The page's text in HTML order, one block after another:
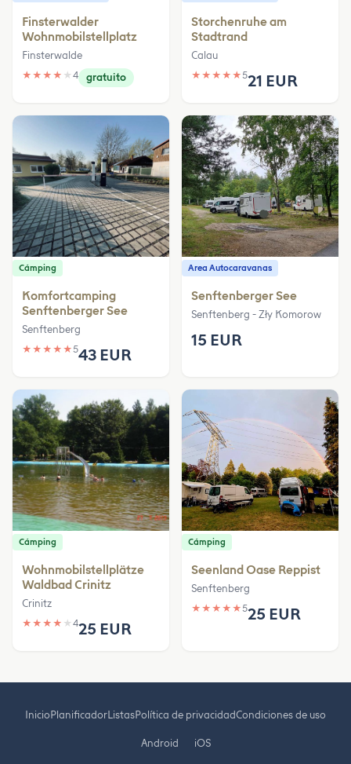
Finsterwalder
Wohnmobilstellplatz
Finsterwalde
★ ★ ★ ★ ★ 4 gratuito
Storchenruhe am
Stadtrand
Calau
★ ★ ★ ★ ★521 EUR
Cámping
Komfortcamping
Senftenberger See
Senftenberg
★ ★ ★ ★ ★543 EUR
Area Autocaravanas
Senftenberger See
Senftenberg - Zły Komorow
15 EUR
Cámping
Wohnmobilstellplätze
Waldbad Crinitz
Crinitz
★ ★ ★ ★ ★ 425 EUR
Cámping
Seenland Oase Reppist
Senftenberg
★ ★ ★ ★ ★525 EUR
InicioPlanificadorListasPolítica de privacidadCondiciones de uso
Android iOS